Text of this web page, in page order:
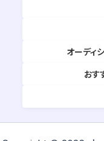
オーディ
おす